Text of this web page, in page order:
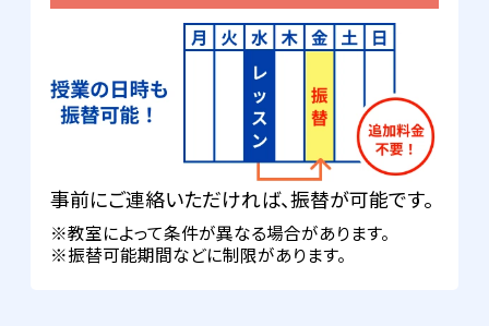
事前にご連絡いただければ、振替が可能です。
※教室によって条件が異なる場合があります。
※振替可能期間などに制限があります。